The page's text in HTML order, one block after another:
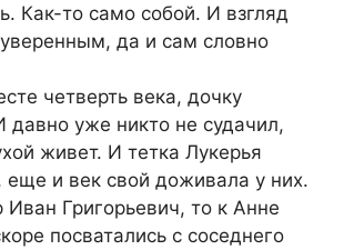
Как-то само собой. И взгляд
да и сам словно
четверть века, дочку
давно уже никто не судачил,
живет. И тетка Лукерья
еще и век свой доживала у них.
Иван Григорьевич, то к Анне
посватались с соседнего